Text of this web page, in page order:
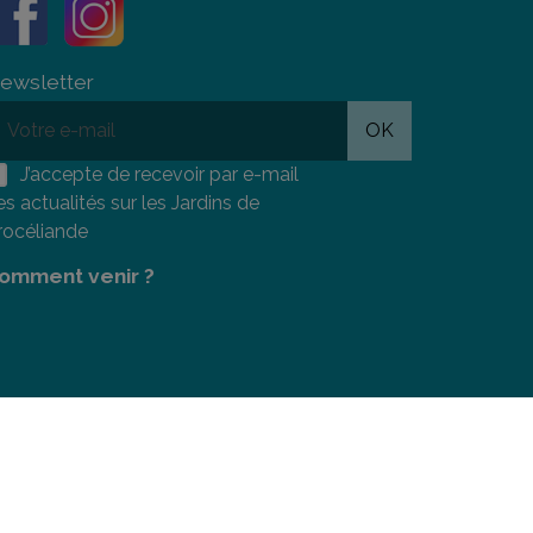
J’accepte de recevoir par e-mail
actualités sur les Jardins de
OK
venir ?